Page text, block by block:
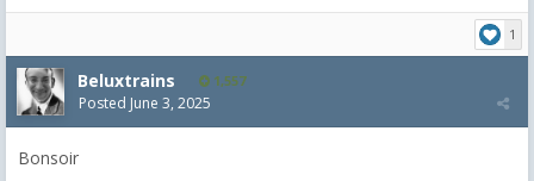
1
Beluxtrains 1,557
Posted June 3, 2025
Bonsoir